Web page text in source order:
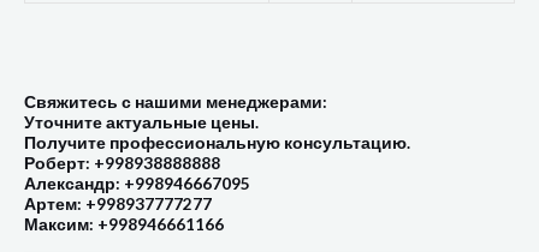
Свяжитесь с нашими менеджерами:
Уточните актуальные цены.
Получите профессиональную консультацию.
Роберт: +998938888888
Александр: +998946667095
Артем: +998937777277
Максим: +998946661166